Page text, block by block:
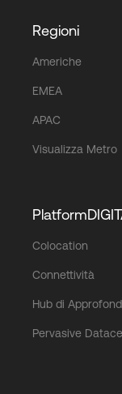
Regioni
Americhe
EMEA
APAC
Visualizza Metro
Colocation
Connettività
Hub di
Pervasive